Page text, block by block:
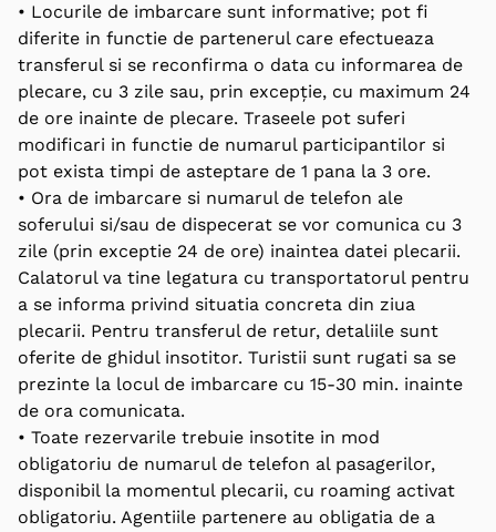
• Locurile de imbarcare sunt informative; pot fi
diferite in functie de partenerul care efectueaza
transferul si se reconfirma o data cu informarea de
plecare, cu 3 zile sau, prin excepție, cu maximum 24
de ore inainte de plecare. Traseele pot suferi
modificari in functie de numarul participantilor si
pot exista timpi de asteptare de 1 pana la 3 ore.
• Ora de imbarcare si numarul de telefon ale
soferului si/sau de dispecerat se vor comunica cu 3
zile (prin exceptie 24 de ore) inaintea datei plecarii.
Calatorul va tine legatura cu transportatorul pentru
a se informa privind situatia concreta din ziua
plecarii. Pentru transferul de retur, detaliile sunt
oferite de ghidul insotitor. Turistii sunt rugati sa se
prezinte la locul de imbarcare cu 15-30 min. inainte
de ora comunicata.
• Toate rezervarile trebuie insotite in mod
obligatoriu de numarul de telefon al pasagerilor,
disponibil la momentul plecarii, cu roaming activat
obligatoriu. Agentiile partenere au obligatia de a